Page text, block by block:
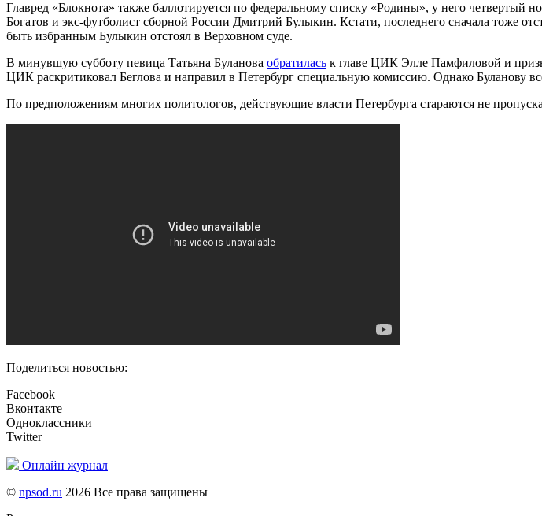
Главред «Блокнота» также баллотируется по федеральному списку «Родины», у него
Богатов и экс-футболист сборной России Дмитрий Булыкин. Кстати, последнего сначала тоже
быть избранным Булыкин отстоял в Верховном суде.
В минувшую субботу певица Татьяна Буланова обратилась к главе ЦИК Элле Памфиловой и
ЦИК раскритиковал Беглова и направил в Петербург специальную комиссию. Однако Буланову
По предположениям многих политологов, действующие власти Петербурга стараются не
Поделиться новостью:
Facebook
Вконтакте
Одноклассники
Twitter
Онлайн журнал
© npsod.ru 2026 Все права защищены